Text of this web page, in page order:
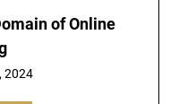
of Online
2024